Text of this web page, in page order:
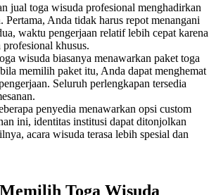
jual toga wisuda profesional menghadirkan
Pertama, Anda tidak harus repot menangani
waktu pengerjaan relatif lebih cepat karena
khusus.
wisuda biasanya menawarkan paket toga
memilih paket itu, Anda dapat menghemat
Seluruh perlengkapan tersedia
penyedia menawarkan opsi custom
ini, identitas institusi dapat ditonjolkan
acara wisuda terasa lebih spesial dan
Toga Wisuda